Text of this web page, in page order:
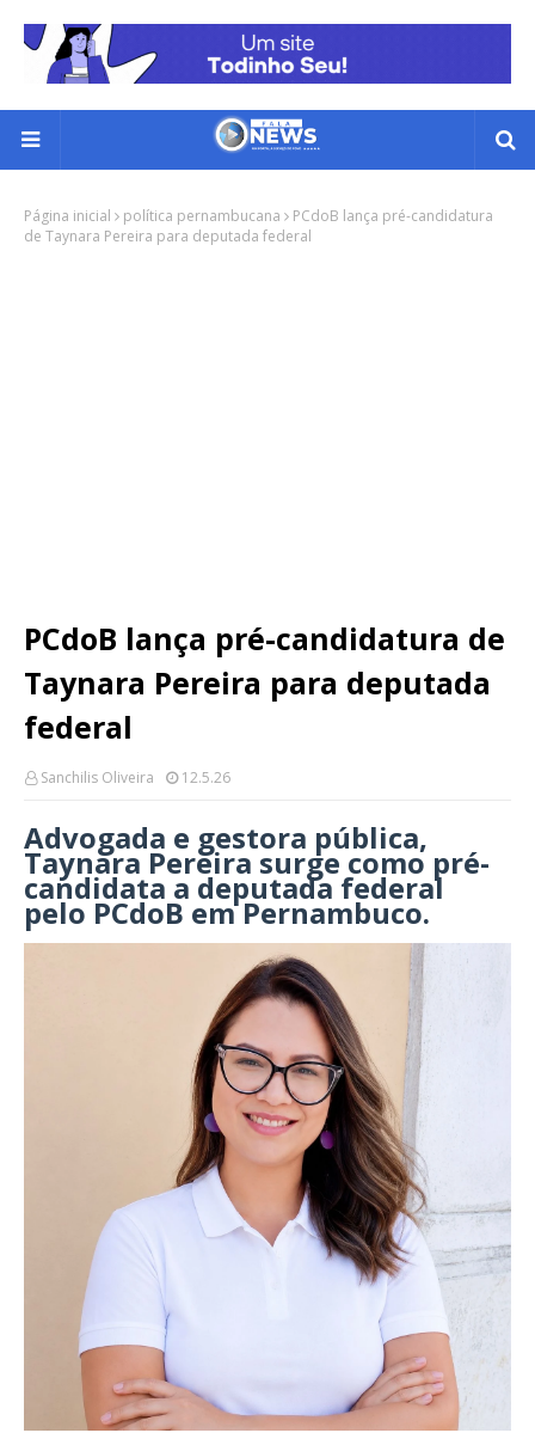
Página inicial política pernambucana
PCdoB lança pré-candidatura
de Taynara Pereira para deputada federal
PCdoB lança pré-candidatura de
Taynara Pereira para deputada
federal
Sanchilis Oliveira 12.5.26
Advogada e gestora pública,
Taynara Pereira surge como pré-
candidata a deputada federal
pelo PCdoB em Pernambuco.